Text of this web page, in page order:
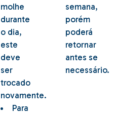
molhe
durante
o dia,
este
deve
ser
trocado
novamente.
Para
semana,
porém
poderá
retornar
antes se
necessário.